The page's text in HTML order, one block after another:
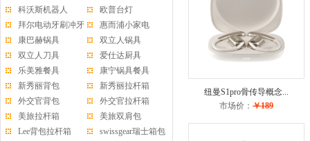
科沃斯机器人
欧普台灯
拜尔电动牙刷冲牙
器
惠而浦小家电
康巴赫锅具
双立人锅具
双立人刀具
爱仕达厨具
乐美雅餐具
康宁锅具餐具
新秀丽背包
新秀丽拉杆箱
外交官背包
外交官拉杆箱
美旅拉杆箱
美旅双肩包
Lee背包拉杆箱
swissgear瑞士箱包
纽曼S1pro骨传导概念...
市场价： ￥189